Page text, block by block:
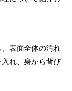
表面全体の汚れ
れ、身から背び